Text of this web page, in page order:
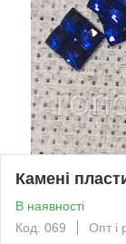
Камені
В наявності
Код: 069
Опт і